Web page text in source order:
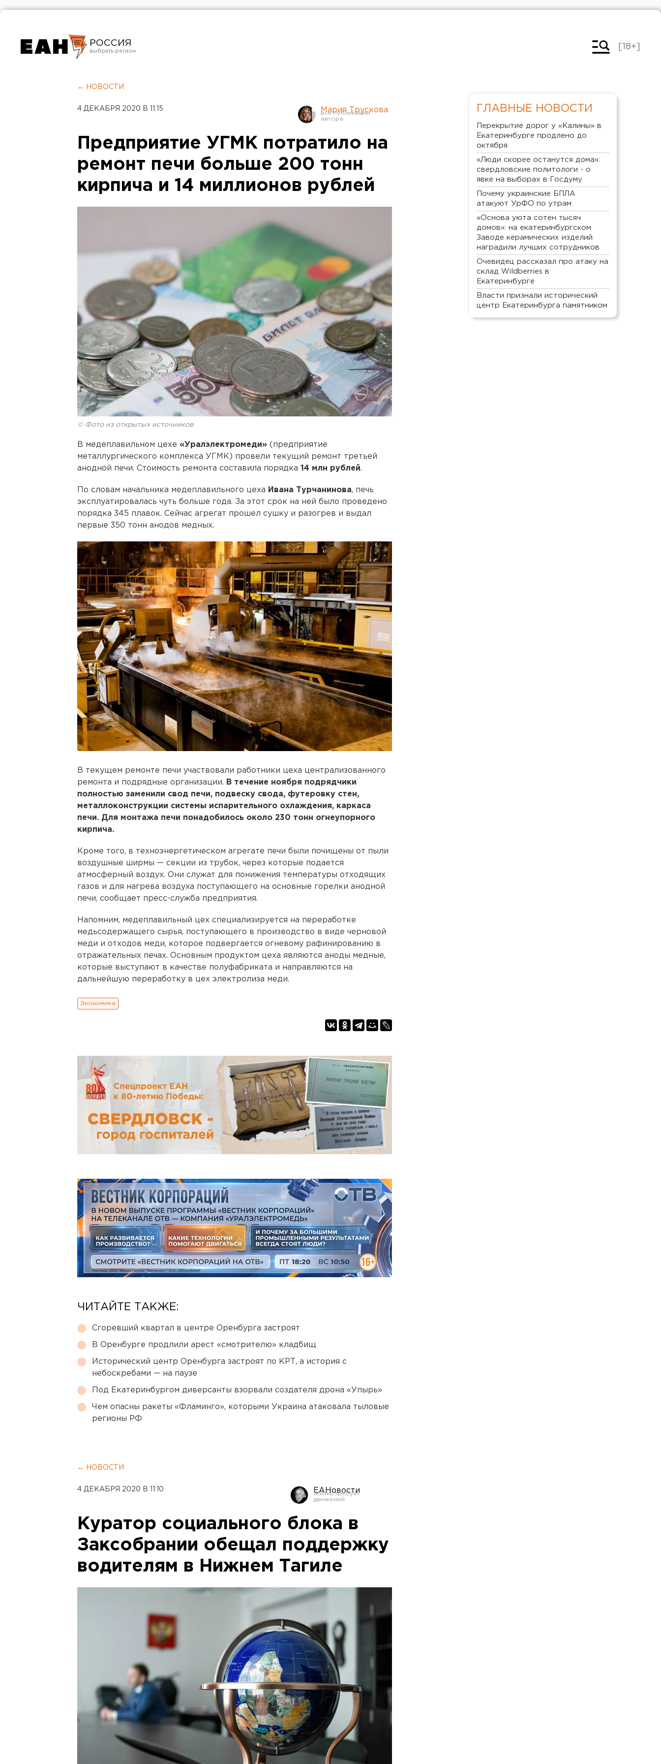
РОССИЯ
Челябинск
[18+]
← НОВОСТИ
4 ДЕКАБРЯ 2020 В 11:15 Мария Трускова
Предприятие УГМК потратило на
ремонт печи больше 200 тонн
кирпича и 14 миллионов рублей
© Фото из открытых источников
В медеплавильном цехе «Уралэлектромеди» (предприятие
металлургического комплекса УГМК) провели текущий ремонт третьей
анодной печи. Стоимость ремонта составила порядка 14 млн рублей.
По словам начальника медеплавильного цеха Ивана Турчанинова, печь
эксплуатировалась чуть больше года. За этот срок на ней было проведено
порядка 345 плавок. Сейчас агрегат прошел сушку и разогрев и выдал
первые 350 тонн анодов медных.
В текущем ремонте печи участвовали работники цеха централизованного
ремонта и подрядные организации. В течение ноября подрядчики
полностью заменили свод печи, подвеску свода, футеровку стен,
металлоконструкции системы испарительного охлаждения, каркаса
печи. Для монтажа печи понадобилось около 230 тонн огнеупорного
кирпича.
Кроме того, в техноэнергетическом агрегате печи были почищены от пыли
воздушные ширмы — секции из трубок, через которые подается
атмосферный воздух. Они служат для понижения температуры отходящих
газов и для нагрева воздуха поступающего на основные горелки анодной
печи, сообщает пресс-служба предприятия.
Напомним, медеплавильный цех специализируется на переработке
медьсодержащего сырья, поступающего в производство в виде черновой
меди и отходов меди, которое подвергается огневому рафинированию в
отражательных печах. Основным продуктом цеха являются аноды медные,
которые выступают в качестве полуфабриката и направляются на
дальнейшую переработку в цех электролиза меди.
Экономика
ЧИТАЙТЕ ТАКЖЕ:
Сгоревший квартал в центре Оренбурга застроят
В Оренбурге продлили арест «смотрителю» кладбищ
Исторический центр Оренбурга застроят по КРТ, а история с
небоскребами — на паузе
Под Екатеринбургом диверсанты взорвали создателя дрона «Упырь»
Чем опасны ракеты «Фламинго», которыми Украина атаковала тыловые
регионы РФ
← НОВОСТИ
4 ДЕКАБРЯ 2020 В 11:10 ЕАНовости
Куратор социального блока в
Заксобрании обещал поддержку
водителям в Нижнем Тагиле
ГЛАВНЫЕ НОВОСТИ
Перекрытие дорог у «Калины» в
Екатеринбурге продлено до
октября
«Люди скорее останутся дома»:
свердловские политологи - о
явке на выборах в Госдуму
Почему украинские БПЛА
атакуют УрФО по утрам
«Основа уюта сотен тысяч
домов»: на екатеринбургском
Заводе керамических изделий
наградили лучших сотрудников
Очевидец рассказал про атаку на
склад Wildberries в
Екатеринбурге
Власти признали исторический
центр Екатеринбурга памятником